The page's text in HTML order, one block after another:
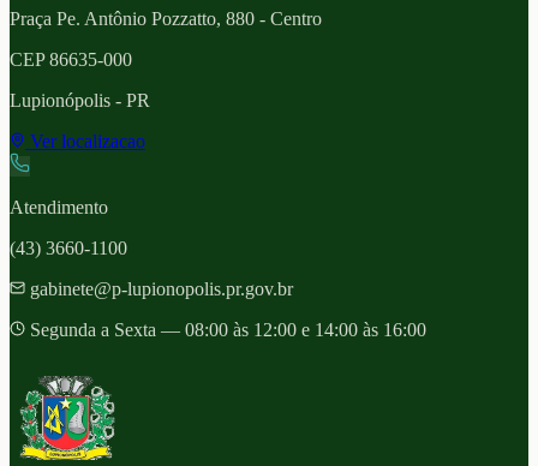
Praça Pe. Antônio Pozzatto, 880 - Centro
CEP86635-000
Lupionópolis - PR
Ver localizacao
Atendimento
(43) 3660-1100
gabinete@p-lupionopolis.pr.gov.br
Segunda a Sexta — 08:00 às 12:00 e 14:00 às 16:00